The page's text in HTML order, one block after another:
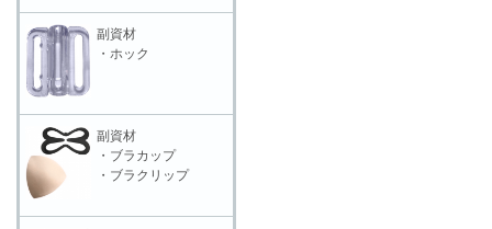
副資材
・ホック
副資材
・ブラカップ
・ブラクリップ